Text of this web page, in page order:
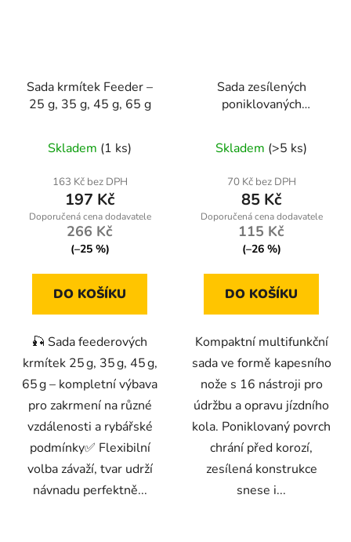
Sada krmítek Feeder –
25 g, 35 g, 45 g, 65 g
Skladem (1 ks)
163 Kč bez DPH
197 Kč
266 Kč
(–25 %)
DO KOŠÍKU
🎣 Sada feederových
krmítek 25 g, 35 g, 45 g,
65 g – kompletní výbava
pro zakrmení na různé
vzdálenosti a rybářské
podmínky✅ Flexibilní
volba závaží, tvar udrží
návnadu perfektně...
Sada zesílených
poniklovaných
1 – Geko K02362
Skladem (>5 ks)
70 Kč bez DPH
85 Kč
115 Kč
(–26 %)
DO KOŠÍKU
Kompaktní multifunkční
sada ve formě kapesního
nože s 16 nástroji pro
údržbu a opravu jízdního
kola. Poniklovaný povrch
chrání před korozí,
zesílená konstrukce
snese i...